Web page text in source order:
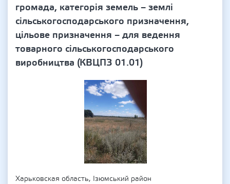
громада, категорія земель – землі
сільськогосподарського призначення,
цільове призначення – для ведення
товарного сільськогосподарського
виробництва (КВЦПЗ 01.01)
Харьковская область, Ізюмський район